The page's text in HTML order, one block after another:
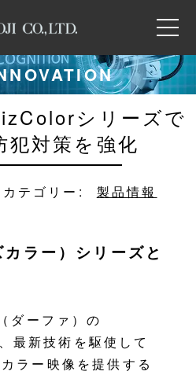
シリーズで
犯対策を強化
カテゴリー: 製品情報
ラー）シリーズと
ーファ）の
新技術を駆使して
ラー映像を提供する